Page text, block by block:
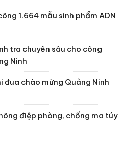
1.664 mẫu sinh phẩm ADN
tra chuyên sâu cho công
Ninh
chào mừng Quảng Ninh
điệp phòng, chống ma túy